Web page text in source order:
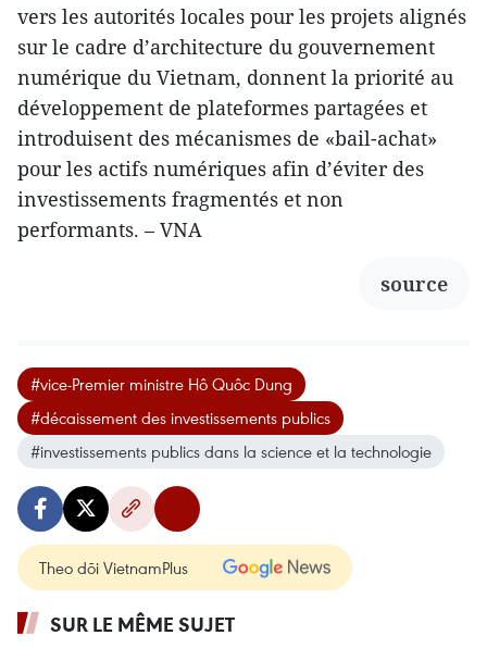
vers les autorités locales pour les projets alignés
sur le cadre d’architecture du gouvernement
numérique du Vietnam, donnent la priorité au
développement de plateformes partagées et
introduisent des mécanismes de «bail-achat»
pour les actifs numériques afin d’éviter des
investissements fragmentés et non
performants. – VNA
source
#vice-Premier ministre Hô Quôc Dung
#décaissement des investissements publics
#investissements publics dans la science et la technologie
Theo dõi VietnamPlus
SUR LE MÊME SUJET